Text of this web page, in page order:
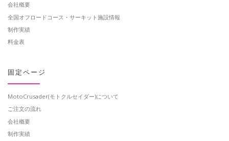
会社概要
全国オフロードコース・サーキット施設情報
制作実績
料金表
固定ページ
MotoCrusader(モトクルセイダー)について
ご注文の流れ
会社概要
制作実績